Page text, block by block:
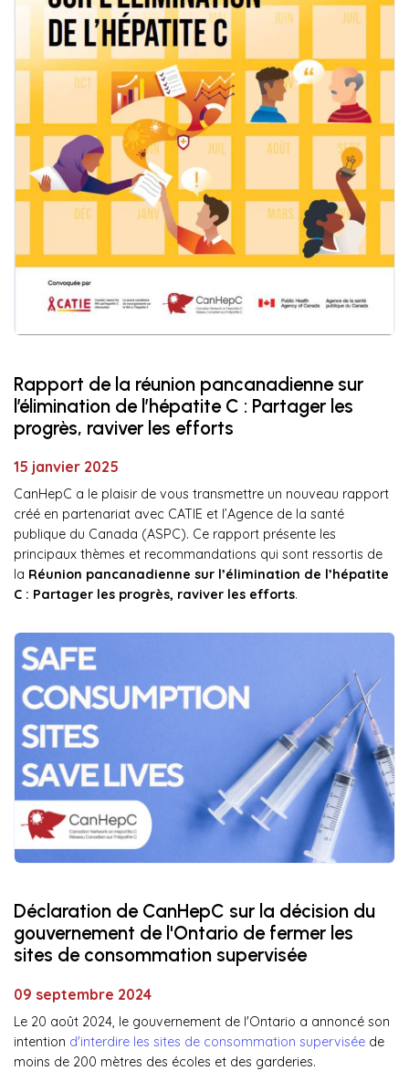
Rapport de la réunion pancanadienne sur
l’élimination de l’hépatite C : Partager les
progrès, raviver les efforts
15 janvier 2025
CanHepC a le plaisir de vous transmettre un nouveau rapport
créé en partenariat avec CATIE et l’Agence de la santé
publique du Canada (ASPC). Ce rapport présente les
principaux thèmes et recommandations qui sont ressortis de
la Réunion pancanadienne sur l’élimination de l’hépatite
C : Partager les progrès, raviver les efforts.
Déclaration de CanHepC sur la décision du
gouvernement de l'Ontario de fermer les
sites de consommation supervisée
09 septembre 2024
Le 20 août 2024, le gouvernement de l'Ontario a annoncé son
intention d'interdire les sites de consommation supervisée de
moins de 200 mètres des écoles et des garderies.